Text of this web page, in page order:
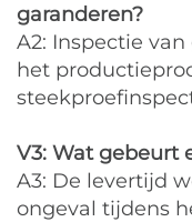
garanderen?
A2: Inspectie
het
V3: Wat gebeurt
A3: De levertijd
ongeval tijdens